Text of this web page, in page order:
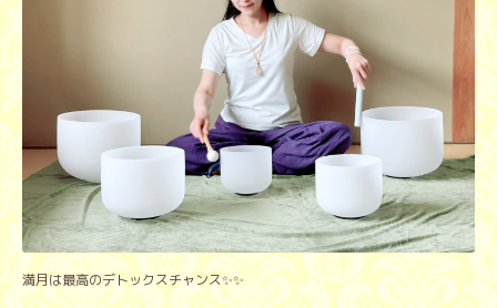
満月は最高のデトックスチャンス✨✨